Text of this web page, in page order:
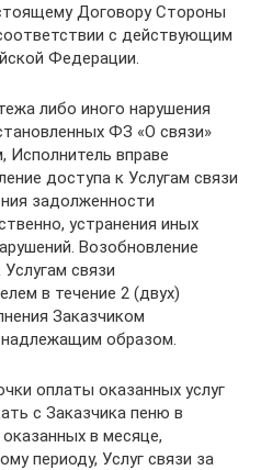
Договору Стороны
с действующим
Федерации.
либо иного нарушения
ФЗ «О связи»
вправе
доступа к Услугам связи
задолженности
устранения иных
Возобновление
связи
в течение 2 (двух)
Заказчиком
образом.
оплаты оказанных услуг
с Заказчика пеню в
в месяце,
периоду, Услуг связи за